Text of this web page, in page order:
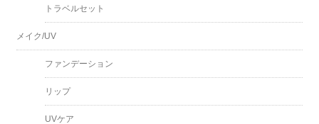
トラベルセット
メイク/UV
ファンデーション
リップ
UVケア